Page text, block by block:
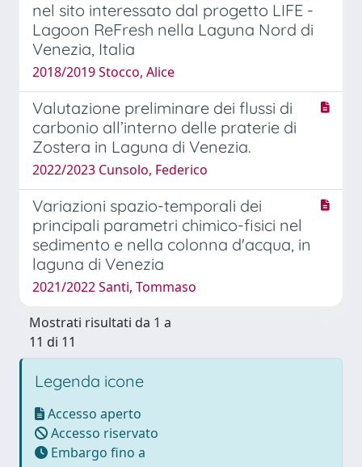
nel sito interessato dal progetto LIFE -
Lagoon ReFresh nella Laguna Nord di
Venezia, Italia
2018/2019 Stocco, Alice
Valutazione preliminare dei flussi di
carbonio all’interno delle praterie di
Zostera in Laguna di Venezia.
2022/2023 Cunsolo, Federico
Variazioni spazio-temporali dei
principali parametri chimico-fisici nel
sedimento e nella colonna d'acqua, in
laguna di Venezia
2021/2022 Santi, Tommaso
Mostrati risultati da 1 a
11 di 11
Legenda icone
Accesso aperto
Accesso riservato
Embargo fino a